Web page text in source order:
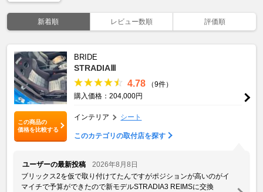
新着順 レビュー数順 評価順
この商品の
価格を比較する
BRIDE
STRADIAⅢ
4.78
（9件）
購入価格：204,000円
インテリア シート
このカテゴリの取付店を探す
ユーザーの最新投稿
2026年8月8日
ブリックス2を仮で取り付けてたんですがポジションが高いのがイ
マイチで予算ができたので新モデルSTRADIA3 REIMSに交換